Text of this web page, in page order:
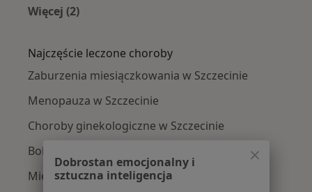
Więcej (2)
Najczęście leczone choroby
Zaburzenia miesiączkowania w Szczecinie
Menopauza w Szczecinie
Choroby ginekologiczne w Szczecinie
Bolesne miesiączkowanie w Szczecinie
Mięśniaki macicy w Szczecinie
Dobrostan emocjonalny i
sztuczna inteligencja